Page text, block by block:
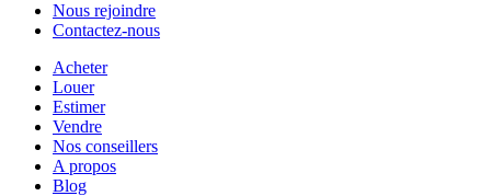
Nous rejoindre
Contactez-nous
Acheter
Louer
Estimer
Vendre
Nos conseillers
A propos
Blog